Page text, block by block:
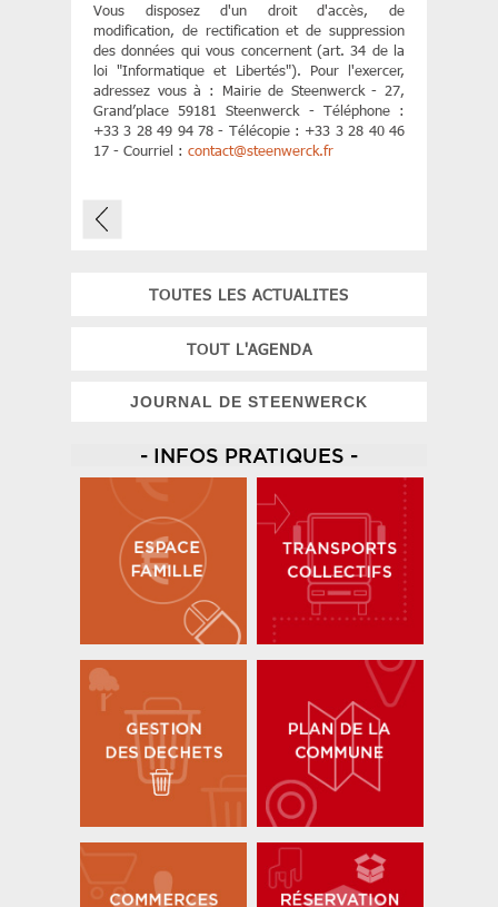
Vous disposez d'un droit d'accès, de
modification, de rectification et de suppression
des données qui vous concernent (art. 34 de la
loi "Informatique et Libertés"). Pour l'exercer,
adressez vous à : Mairie de Steenwerck - 27,
Grand’place 59181 Steenwerck - Téléphone :
+33 3 28 49 94 78 - Télécopie : +33 3 28 40 46
17 - Courriel : contact@steenwerck.fr
TOUTES LES ACTUALITES
TOUT L'AGENDA
JOURNAL DE STEENWERCK
- INFOS PRATIQUES -